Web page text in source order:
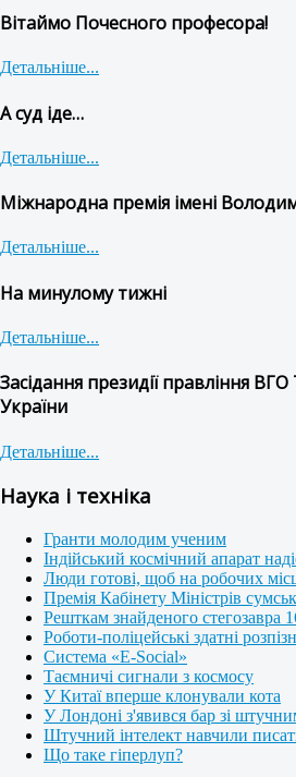
Вітаймо Почесного професора!
Детальніше...
А суд іде…
Детальніше...
Міжнародна премія імені
Детальніше...
На минулому тижні
Детальніше...
Засідання президії правління
України
Детальніше...
Наука і техніка
Гранти молодим ученим
Індійський космічний апарат
Люди готові, щоб на робочих
Премія Кабінету Міністрів
Решткам знайденого стегозавра
Роботи-поліцейські здатні
Система «E-Social»
Таємничі сигнали з космосу
У Китаї вперше клонували кота
У Лондоні з'явився бар зі
Штучний інтелект навчили
Що таке гіперлуп?